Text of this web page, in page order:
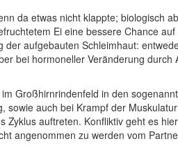
da etwas nicht klappte; biologisch
Ei eine bessere Chance
aufgebauten Schleimhaut:
bei hormoneller Veränderung
Großhirnrindenfeld in den
auch bei Krampf der
auftreten. Konfliktiv geht es
angenommen zu werden vom